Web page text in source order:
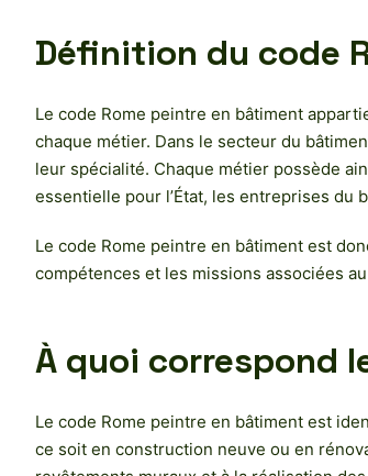
Définition du code
Le code Rome peintre en bâtiment
chaque métier. Dans le secteur du
leur spécialité. Chaque métier possède
essentielle pour l’État, les entreprises du
Le code Rome peintre en bâtiment est
compétences et les missions associées
À quoi correspond
Le code Rome peintre en bâtiment est
ce soit en construction neuve ou en